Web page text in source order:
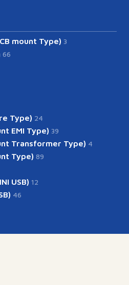
mount Type) 3
66
Type) 24
EMI Type) 39
Transformer Type) 4
Type) 89
USB) 12
46